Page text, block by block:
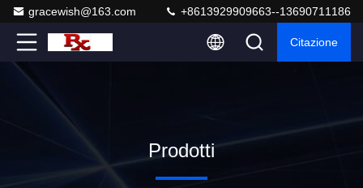
gracewish@163.com +8613929909663--13690711186
Citazione
Prodotti